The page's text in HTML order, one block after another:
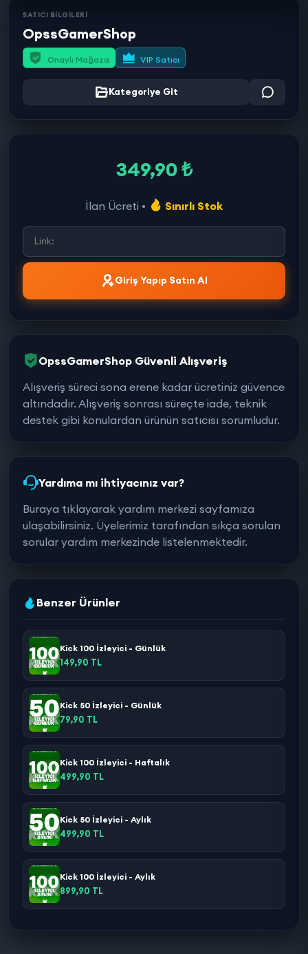
SATICI BİLGİLERİ
OpssGamerShop
Onaylı Mağaza VIP Satıcı
Kategoriye Git
349,90 ₺
İlan Ücreti • Sınırlı Stok
Giriş Yapıp Satın Al
OpssGamerShop Güvenli Alışveriş
Alışveriş süreci sona erene kadar ücretiniz güvence
altındadır. Alışveriş sonrası süreçte iade, teknik
destek gibi konulardan ürünün satıcısı sorumludur.
Yardıma mı ihtiyacınız var?
Buraya tıklayarak yardım merkezi sayfamıza
ulaşabilirsiniz. Üyelerimiz tarafından sıkça sorulan
sorular yardım merkezinde listelenmektedir.
Benzer Ürünler
Kick 100 İzleyici - Günlük
149,90 TL
Kick 50 İzleyici - Günlük
79,90 TL
Kick 100 İzleyici - Haftalık
499,90 TL
Kick 50 İzleyici - Aylık
499,90 TL
Kick 100 İzleyici - Aylık
899,90 TL